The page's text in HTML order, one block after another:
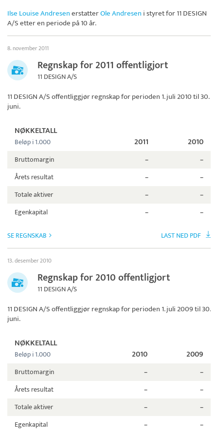
Ilse Louise AndresenerstatterOle Andresen i styret for11 DESIGN
A/Setter en periode på 10 år.
8. november 2011
Regnskap for 2011 offentligjort
11 DESIGN A/S
11 DESIGN A/Soffentliggjør regnskap for perioden 1. juli 2010 til 30.
juni.
NØKKELTALL
Beløp i 1.000 2011 2010
Bruttomargin –
–
Årets resultat
–
–
Totale aktiver
–
–
Egenkapital
– –
SE REGNSKAB LAST NED PDF
13. desember 2010
Regnskap for 2010 offentligjort
11 DESIGN A/S
11 DESIGN A/Soffentliggjør regnskap for perioden 1. juli 2009 til 30.
juni.
NØKKELTALL
Beløp i 1.000 2010 2009
Bruttomargin –
–
Årets resultat
–
–
Totale aktiver
–
–
Egenkapital
– –